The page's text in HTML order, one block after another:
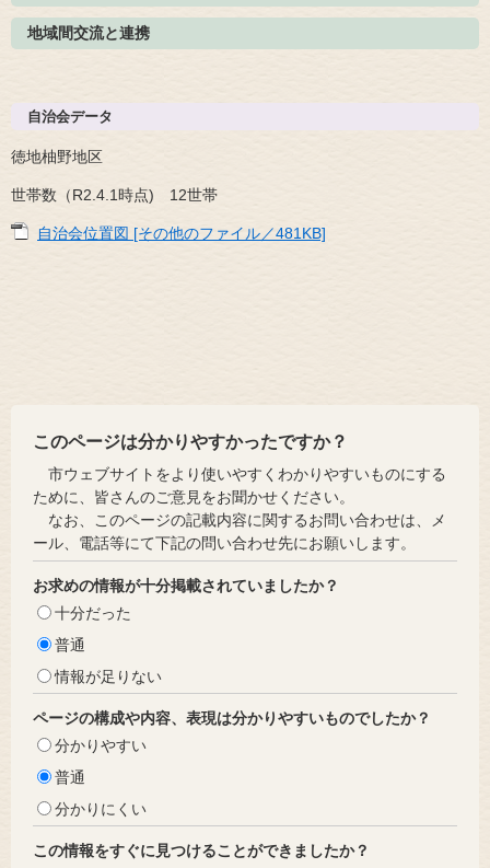
地域間交流と連携
自治会データ
徳地柚野地区
世帯数（R2.4.1時点) 12世帯
自治会位置図 [その他のファイル／481KB]
このページは分かりやすかったですか？
市ウェブサイトをより使いやすくわかりやすいものにする
ために、皆さんのご意見をお聞かせください。
なお、このページの記載内容に関するお問い合わせは、メ
ール、電話等にて下記の問い合わせ先にお願いします。
お求めの情報が十分掲載されていましたか？
十分だった
普通
情報が足りない
ページの構成や内容、表現は分かりやすいものでしたか？
分かりやすい
普通
分かりにくい
この情報をすぐに見つけることができましたか？